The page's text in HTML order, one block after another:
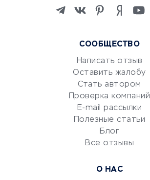
Изучение иностранных
Маркетинг и продажи
Репетиторство
Красота и здоровье
Сервисы по поиску работы
Сетевой маркетинг
УСЛУГИ ДЛЯ БИЗНЕСА
СООБЩЕСТВО
Написать отзыв
Оставить жалобу
Стать автором
Проверка компаний
E-mail рассылки
Полезные статьи
Блог
Все отзывы
О НАС